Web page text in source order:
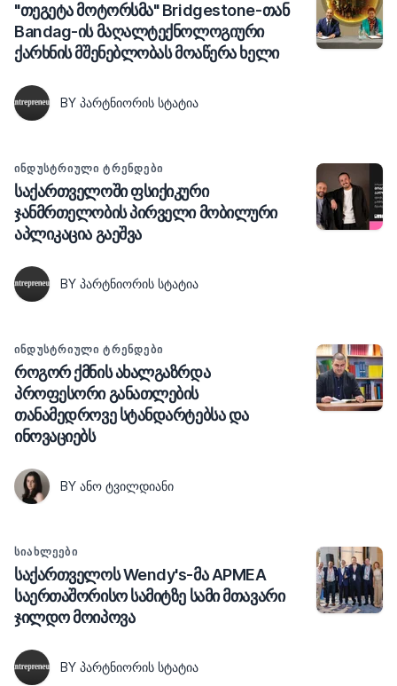
"თეგეტა მოტორსმა" Bridgestone-თან
Bandag-ის მაღალტექნოლოგიური
ქარხნის მშენებლობას მოაწერა ხელი
BY ᲞᲐᲠᲢᲜᲘᲝᲠᲘᲡ ᲡᲢᲐᲢᲘᲐ
ᲘᲜᲓᲣᲡᲢᲠᲘᲣᲚᲘ ᲢᲠᲔᲜᲓᲔᲑᲘ
საქართველოში ფსიქიკური
ჯანმრთელობის პირველი მობილური
აპლიკაცია გაეშვა
BY ᲞᲐᲠᲢᲜᲘᲝᲠᲘᲡ ᲡᲢᲐᲢᲘᲐ
ᲘᲜᲓᲣᲡᲢᲠᲘᲣᲚᲘ ᲢᲠᲔᲜᲓᲔᲑᲘ
როგორ ქმნის ახალგაზრდა
პროფესორი განათლების
თანამედროვე სტანდარტებსა და
ინოვაციებს
BY ᲐᲜᲝ ᲢᲕᲘᲚᲓᲘᲐᲜᲘ
ᲡᲘᲐᲮᲚᲔᲔᲑᲘ
საქართველოს Wendy's-მა APMEA
საერთაშორისო სამიტზე სამი მთავარი
ჯილდო მოიპოვა
BY ᲞᲐᲠᲢᲜᲘᲝᲠᲘᲡ ᲡᲢᲐᲢᲘᲐ